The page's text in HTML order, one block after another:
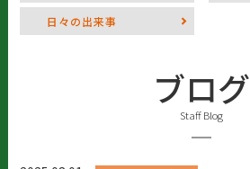
日々の出来事
ブログ
Staff Blog